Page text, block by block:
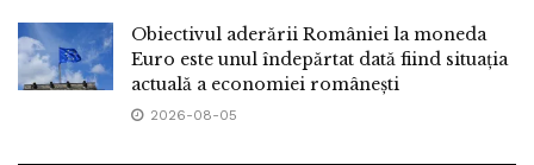
Obiectivul aderării României la moneda
Euro este unul îndepărtat dată fiind situația
actuală a economiei românești
2026-08-05